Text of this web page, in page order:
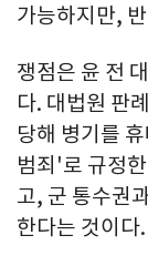
가능하지만,
쟁점은 윤 전
다. 대법원 판
당해 병기를
범죄'로 규정
고, 군 통수권
한다는 것이다.